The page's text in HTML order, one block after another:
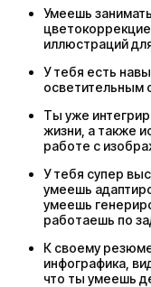
Умеешь
иллюстраций
У тебя есть
осветительным
Ты уже
жизни, а также
работе с
У тебя супер
умеешь
умеешь
работаешь по
К своему
инфографика,
что ты умеешь